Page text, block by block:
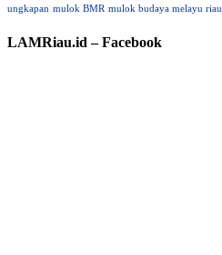
ungkapan mulok BMR mulok budaya melayu riau
LAMRiau.id – Facebook